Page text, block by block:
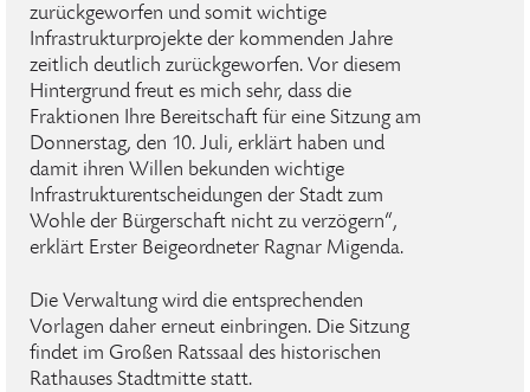
zurückgeworfen und somit wichtige
Infrastrukturprojekte der kommenden Jahre
zeitlich deutlich zurückgeworfen. Vor diesem
Hintergrund freut es mich sehr, dass die
Fraktionen Ihre Bereitschaft für eine Sitzung am
Donnerstag, den 10. Juli, erklärt haben und
damit ihren Willen bekunden wichtige
Infrastrukturentscheidungen der Stadt zum
Wohle der Bürgerschaft nicht zu verzögern“,
erklärt Erster Beigeordneter Ragnar Migenda.
Die Verwaltung wird die entsprechenden
Vorlagen daher erneut einbringen. Die Sitzung
findet im Großen Ratssaal des historischen
Rathauses Stadtmitte statt.